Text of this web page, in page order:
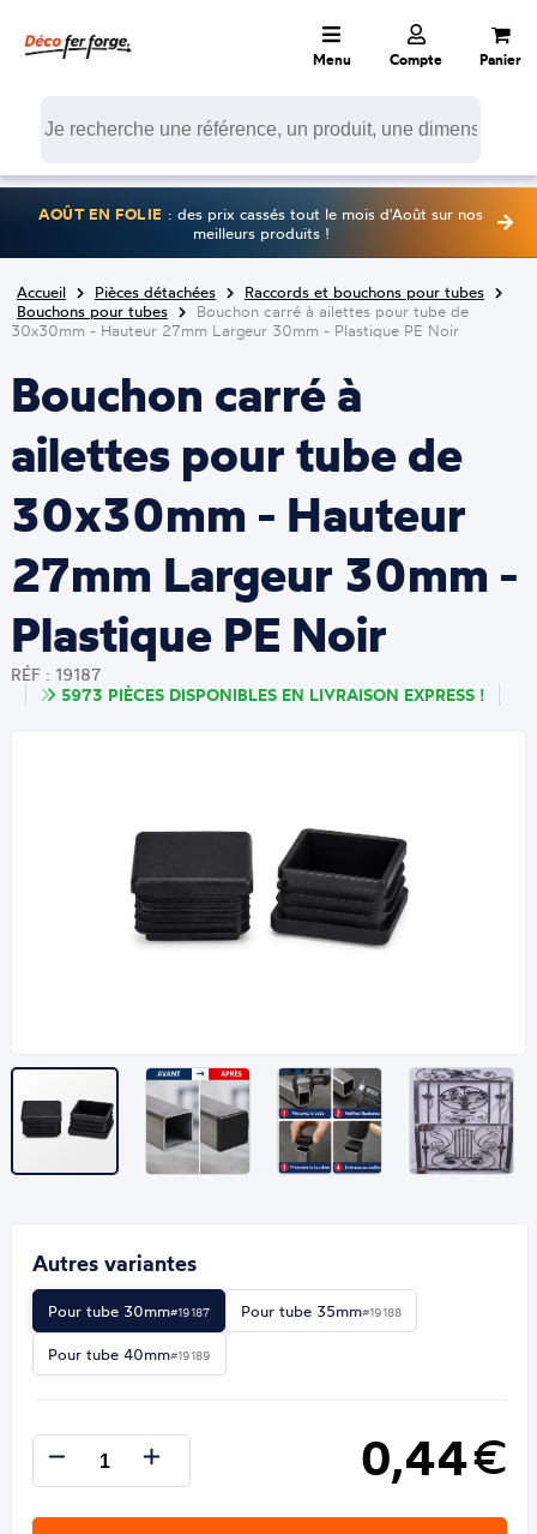
Menu Compte Panier
AOÛT EN FOLIE : des prix cassés tout le mois d'Août sur nos
meilleurs produits !
Accueil Pièces détachées
Raccords et bouchons pour tubes
Bouchons pour tubes
Bouchon carré à ailettes pour tube de
30x30mm - Hauteur 27mm Largeur 30mm - Plastique PE Noir
Bouchon carré à
ailettes pour tube de
30x30mm - Hauteur
27mm Largeur 30mm -
Plastique PE Noir
RÉF : 19187
5973 PIÈCES DISPONIBLES EN LIVRAISON EXPRESS !
Autres variantes
Pour tube 30mm#19187 Pour tube 35mm#19188
Pour tube 40mm#19189
0,44€